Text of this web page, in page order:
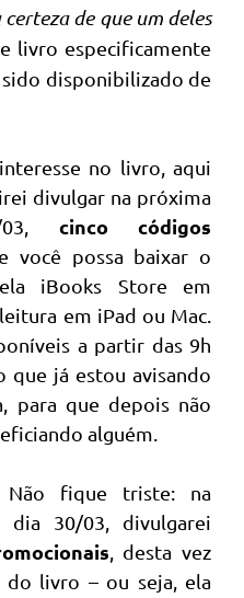
de que um deles
livro especificamente
disponibilizado de
no livro, aqui
divulgar na próxima
03, cinco códigos
você possa baixar o
iBooks Store em
em iPad ou Mac.
a partir das 9h
que já estou avisando
para que depois não
alguém.
Não fique triste: na
dia 30/03, divulgarei
, desta vez
do livro – ou seja, ela